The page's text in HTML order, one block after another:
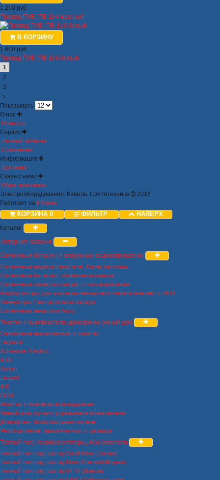
1 200 руб
Провод ПУВ (ПВ-1) 4 красный
В КОРЗИНУ
1 600 руб
Провод ПУВ (ПВ-1) 6 белый
1
2
3
Показывать
О нас
Новости
Сервис
Личный кабинет
Сравнение
Информация
Доставка
Связь с нами
Обратная связь
Электрооборудование. Кабель. Светотехника
2016
Работает на InSales
КОРЗИНА 0 ФИЛЬТР НАВЕРХ
Каталог
Интернет-магазин
Солнечные батареи и вакуумные водонагреватели
Солнечные водонагреватели , Гелиосистемы
Солнечные батареи - солнечные панели
Солнечные электростанции готовые решения
Аккумуляторы для альтернативных источников энергии и ИБП
Инверторы / контроллеры заряда
Солнечная энергия в быту
Розетки и выключатели, домофоны, умный дом
Сенсорные выключатели и розетки
Legrand
Schneider Electric
ABB
Simon
Lezard
IEK
GIRA
Розетки и выключатели наружние
Умный дом, пульты управления освещением
Домофоны, беспроводные звонки
Ретро розетки , выключатели и провода
Теплый пол, терморегуляторы, обогреватели
Теплый пол под плитку SouthHeat (Корея)
Теплый пол под плитку NanoThermal (Корея)
Теплый пол под плитку DEVI (Дания)